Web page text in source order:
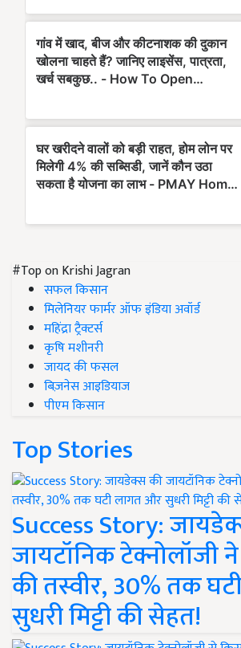
#Top on Krishi Jagran
सफल किसान
मिलेनियर फार्मर ऑफ इंडिया अवॉर्ड
महिंद्रा ट्रैक्टर्स
कृषि मशीनरी
जायद की फसल
बिज़नेस आइडियाज
पीएम किसान
Top Stories
Success Story:
जायटॉनिक टेक्नोलॉजी
की तस्वीर, 30% तक
सुधरी मिट्टी की सेहत!